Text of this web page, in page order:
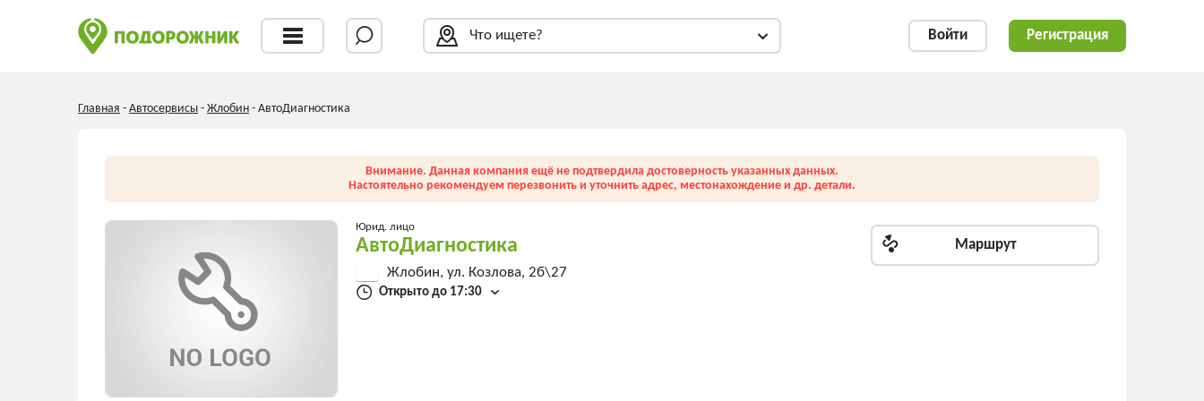
Что ищете? Войти Регистрация
Главная - Автосервисы - Жлобин - АвтоДиагностика
Внимание. Данная компания ещё не подтвердила достоверность указанных данных.
Настоятельно рекомендуем перезвонить и уточнить адрес, местонахождение и др. детали.
Юрид. лицо
АвтоДиагностика
Жлобин, ул. Козлова, 2б\27
Открыто до 17:30
Маршрут